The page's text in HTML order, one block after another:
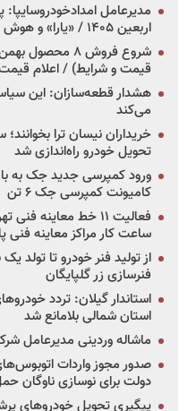
اربعین ۱۴۰۵ / «یارا» و هوش مصنوعی به خدمت زائران آمد
قیمت و شرایط) / اعلام قیمت
هشدار قطعه‌سازان: این
می‌کند
خریداران نیسان ترا بخوانند؛
تحویل خودرو راه‌اندازی شد
ورود کمپرسی جدید جک به
کامیونت کمپرسی جک ۶ تن
فعالیت ۱۱ خط معاینه
ساعت کار مراکز معاینه فنی
از تولید فنر خودرو تا تولد
فنرسازی زر گلپایگان
استان شمالی بلامانع شد
ماشاله وردینی مدیرعامل
دولت برای نوسازی ناوگان
پیگیری تحویل خودروهای